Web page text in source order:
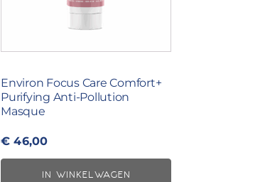
Environ Focus Care Comfort+
Purifying Anti-Pollution
Masque
€ 46,00
IN WINKELWAGEN